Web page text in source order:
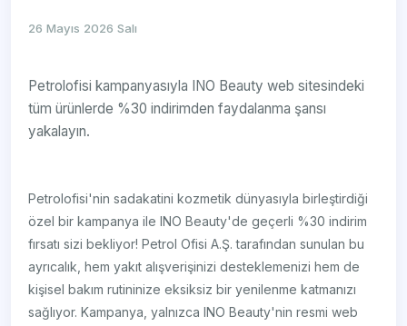
26 Mayıs 2026 Salı
Petrolofisi kampanyasıyla INO Beauty web sitesindeki
tüm ürünlerde %30 indirimden faydalanma şansı
yakalayın.
Petrolofisi'nin sadakatini kozmetik dünyasıyla birleştirdiği
özel bir kampanya ile INO Beauty'de geçerli %30 indirim
fırsatı sizi bekliyor! Petrol Ofisi A.Ş. tarafından sunulan bu
ayrıcalık, hem yakıt alışverişinizi desteklemenizi hem de
kişisel bakım rutininize eksiksiz bir yenilenme katmanızı
sağlıyor. Kampanya, yalnızca INO Beauty'nin resmi web